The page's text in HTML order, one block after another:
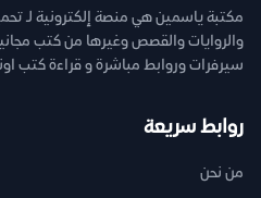
مكتبة ياسمين هي منصة إلكترونية لـ
سيرفرات وروابط مباشرة و قراءة كتب
روابط سريعة
من نحن